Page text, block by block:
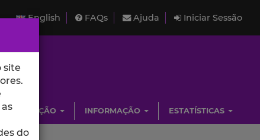
English FAQs Ajuda Iniciar Sessão
INFORMAÇÃO ESTATÍSTICAS
site
do